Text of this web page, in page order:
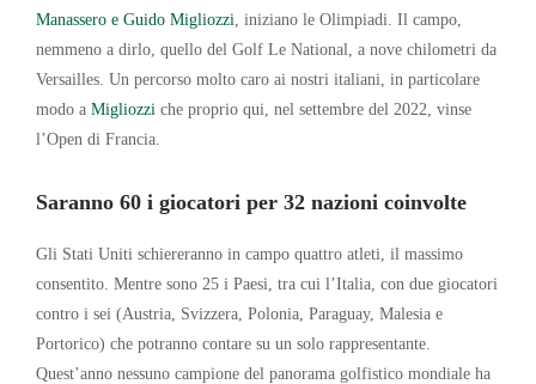
Manassero e Guido Migliozzi , iniziano le Olimpiadi. Il campo,
nemmeno a dirlo, quello del Golf Le National, a nove chilometri da
Versailles. Un percorso molto caro ai nostri italiani, in particolare
modo a Migliozzi che proprio qui, nel settembre del 2022, vinse
l’Open di Francia.
Saranno 60 i giocatori per 32 nazioni coinvolte
Gli Stati Uniti schiereranno in campo quattro atleti, il massimo
consentito. Mentre sono 25 i Paesi, tra cui l’Italia, con due giocatori
contro i sei (Austria, Svizzera, Polonia, Paraguay, Malesia e
Portorico) che potranno contare su un solo rappresentante.
Quest’anno nessuno campione del panorama golfistico mondiale ha